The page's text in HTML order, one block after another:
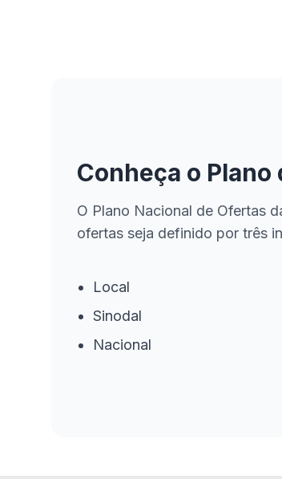
Conheça o Plano
O Plano Nacional de Ofertas
ofertas seja definido por três
Local
Sinodal
Nacional